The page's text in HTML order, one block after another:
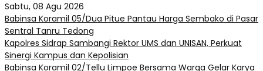
Sabtu, 08 Agu 2026
Babinsa Koramil 05/Dua Pitue Pantau Harga Sembako di Pasar
Sentral Tanru Tedong
Kapolres Sidrap Sambangi Rektor UMS dan UNISAN, Perkuat
Sinergi Kampus dan Kepolisian
Babinsa Koramil 02/Tellu Limpoe Bersama Warga Gelar Karya